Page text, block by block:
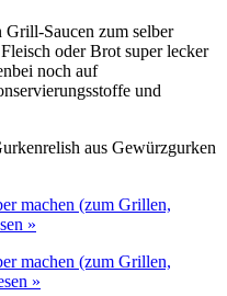
Grill-Saucen zum selber
oder Brot super lecker
noch auf
und
aus Gewürzgurken
machen (zum Grillen,
»
machen (zum Grillen,
»